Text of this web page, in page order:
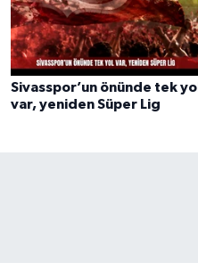
Sivasspor’un önünde tek yol
var, yeniden Süper Lig